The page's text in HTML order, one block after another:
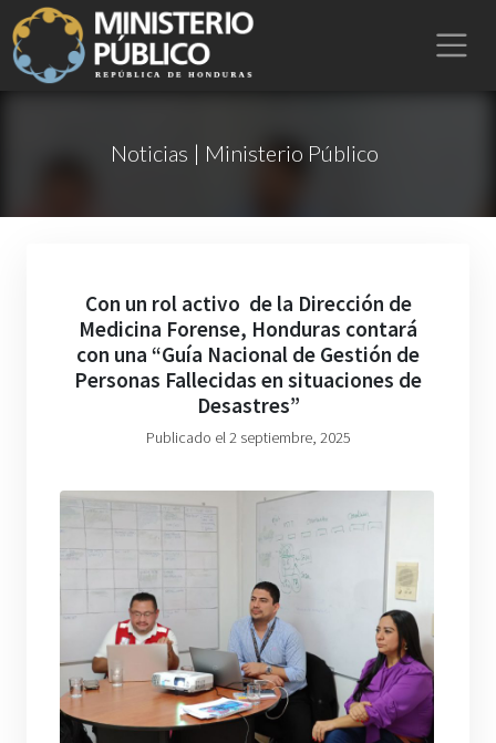
Noticias | Ministerio Público
Con un rol activo de la Dirección de
Medicina Forense, Honduras contará
con una “Guía Nacional de Gestión de
Personas Fallecidas en situaciones de
Desastres”
Publicado el 2 septiembre, 2025